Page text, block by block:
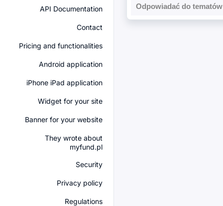
API Documentation
Contact
Pricing and functionalities
Android application
iPhone iPad application
Widget for your site
Banner for your website
They wrote about
myfund.pl
Security
Privacy policy
Regulations
Odpowiadać do